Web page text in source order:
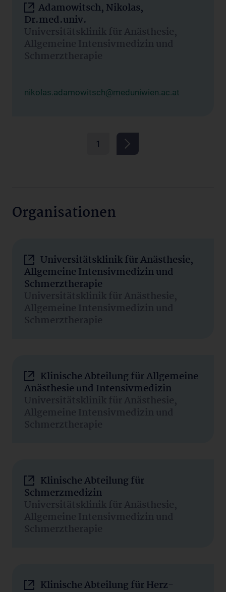
Adamowitsch, Nikolas,
Dr.med.univ.
Universitätsklinik für Anästhesie,
Allgemeine Intensivmedizin und
Schmerztherapie
nikolas.adamowitsch@meduniwien.ac.at
1
Organisationen
Universitätsklinik für Anästhesie,
Allgemeine Intensivmedizin und
Schmerztherapie
Universitätsklinik für Anästhesie,
Allgemeine Intensivmedizin und
Schmerztherapie
Klinische Abteilung für Allgemeine
Anästhesie und Intensivmedizin
Universitätsklinik für Anästhesie,
Allgemeine Intensivmedizin und
Schmerztherapie
Klinische Abteilung für
Schmerzmedizin
Universitätsklinik für Anästhesie,
Allgemeine Intensivmedizin und
Schmerztherapie
Klinische Abteilung für Herz-